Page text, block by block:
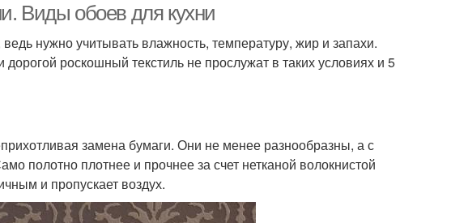
Виды обоев для кухни
нужно учитывать влажность, температуру, жир и запахи.
роскошный текстиль не прослужат в таких условиях и 5
замена бумаги. Они не менее разнообразны, а с
полотно плотнее и прочнее за счет нетканой волокнистой
и пропускает воздух.